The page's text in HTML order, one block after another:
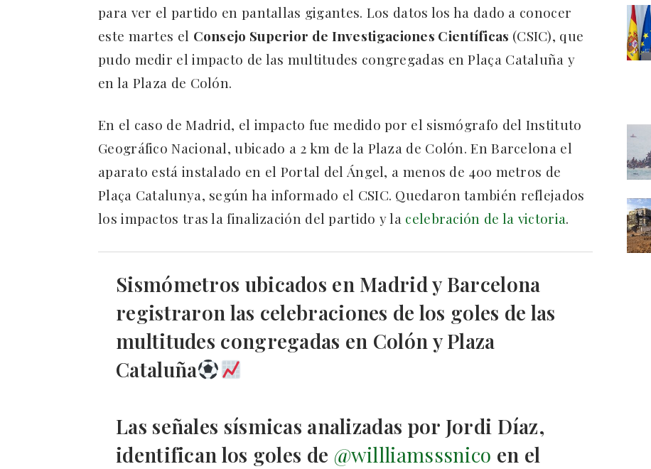
para ver el partido en pantallas gigantes. Los datos los ha dado a conocer
este martes el Consejo Superior de Investigaciones Científicas (CSIC), que
pudo medir el impacto de las multitudes congregadas en Plaça Cataluña y
en la Plaza de Colón.
En el caso de Madrid, el impacto fue medido por el sismógrafo del Instituto
Geográfico Nacional, ubicado a 2 km de la Plaza de Colón. En Barcelona el
aparato está instalado en el Portal del Ángel, a menos de 400 metros de
Plaça Catalunya, según ha informado el CSIC. Quedaron también reflejados
los impactos tras la finalización del partido y la celebración de la victoria.
Sismómetros ubicados en Madrid y Barcelona
registraron las celebraciones de los goles de las
multitudes congregadas en Colón y Plaza
Cataluña
Las señales sísmicas analizadas por Jordi Díaz,
identifican los goles de @willliamsssnico en el